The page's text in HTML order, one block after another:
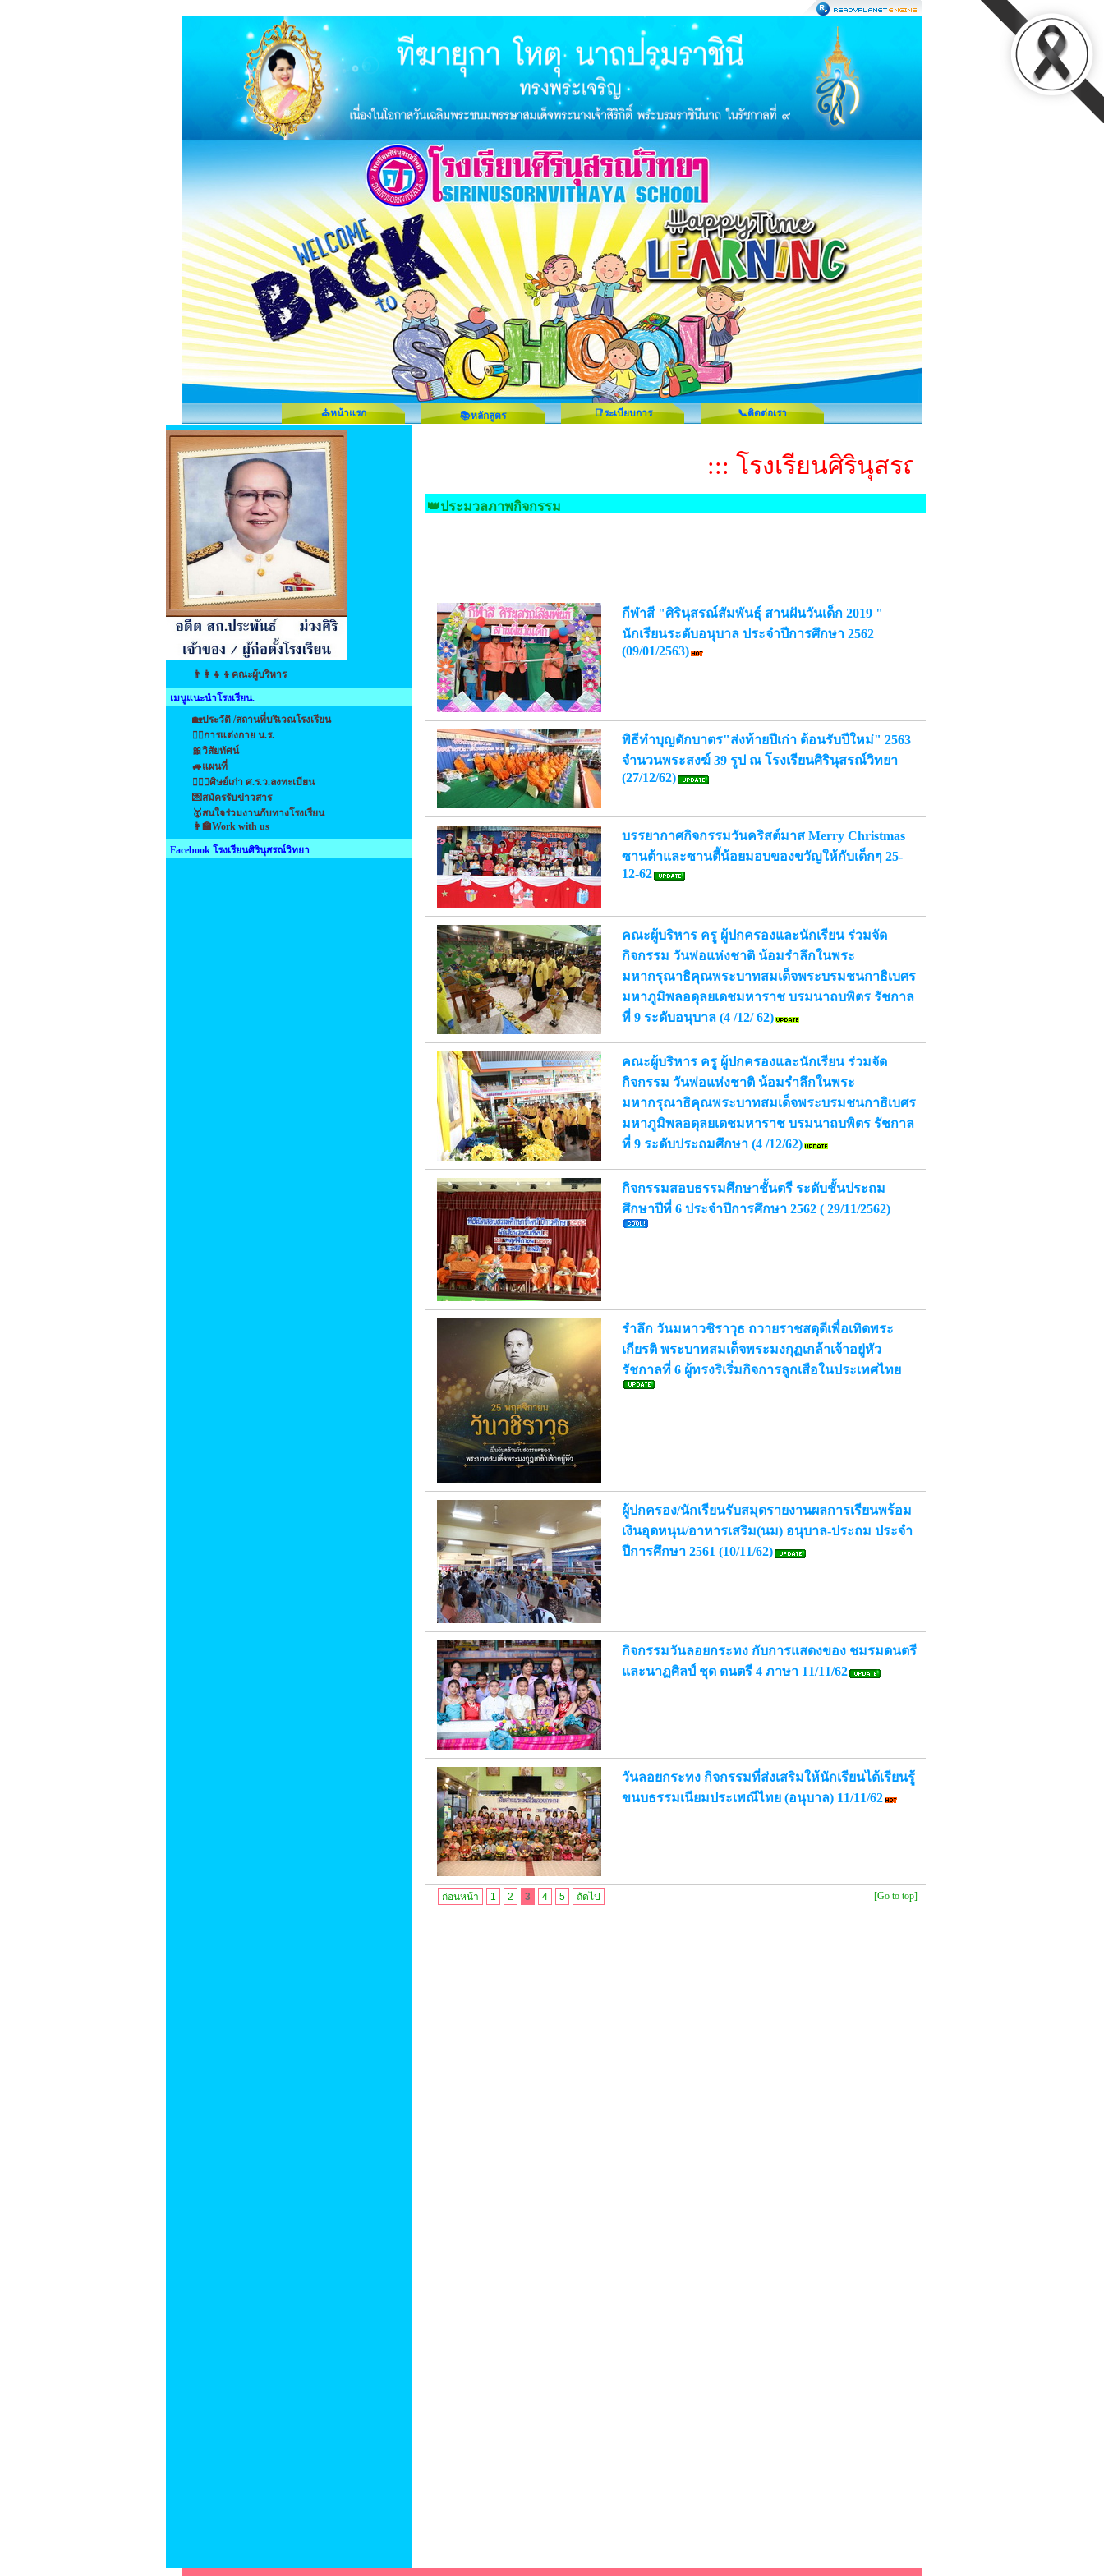
⛪หน้าแรก 📚หลักสูตร 📑ระเบียบการ 📞ติดต่อเรา
👨‍👩‍👧‍👦คณะผู้บริหาร
เมนูแนะนำโรงเรียน.
🏡ประวัติ /สถานที่บริเวณโรงเรียน
👩‍⚕️การแต่งกาย น.ร.
🎀วิสัยทัศน์
🚙แผนที่
👩‍❤️‍👩ศิษย์เก่า ศ.ร.ว.ลงทะเบียน
💌สมัครรับข่าวสาร
🥇สนใจร่วมงานกับทางโรงเรียน
👩‍🏫Work with us
Facebook โรงเรียนศิรินุสรณ์วิทยา
::: โรงเรียนศิรินุสรณ์วิทยา ยินดีต้อน
👑ประมวลภาพกิจกรรม
กีฬาสี "ศิรินุสรณ์สัมพันธ์ุ สานฝันวันเด็ก 2019 "
นักเรียนระดับอนุบาล ประจำปีการศึกษา 2562
(09/01/2563)
พิธีทำบุญตักบาตร"ส่งท้ายปีเก่า ต้อนรับปีใหม่" 2563
จำนวนพระสงฆ์ 39 รูป ณ โรงเรียนศิรินุสรณ์วิทยา
(27/12/62)
บรรยากาศกิจกรรมวันคริสต์มาส Merry Christmas
ซานต้าและซานตี้น้อยมอบของขวัญให้กับเด็กๆ 25-
12-62
คณะผู้บริหาร ครู ผู้ปกครองและนักเรียน ร่วมจัด
กิจกรรม วันพ่อแห่งชาติ น้อมรำลึกในพระ
มหากรุณาธิคุณพระบาทสมเด็จพระบรมชนกาธิเบศร
มหาภูมิพลอดุลยเดชมหาราช บรมนาถบพิตร รัชกาล
ที่ 9 ระดับอนุบาล (4 /12/ 62)
คณะผู้บริหาร ครู ผู้ปกครองและนักเรียน ร่วมจัด
กิจกรรม วันพ่อแห่งชาติ น้อมรำลึกในพระ
มหากรุณาธิคุณพระบาทสมเด็จพระบรมชนกาธิเบศร
มหาภูมิพลอดุลยเดชมหาราช บรมนาถบพิตร รัชกาล
ที่ 9 ระดับประถมศึกษา (4 /12/62)
กิจกรรมสอบธรรมศึกษาชั้นตรี ระดับชั้นประถม
ศึกษาปีที่ 6 ประจำปีการศึกษา 2562 ( 29/11/2562)
รำลึก วันมหาวชิราวุธ ถวายราชสดุดีเพื่อเทิดพระ
เกียรติ พระบาทสมเด็จพระมงกุฏเกล้าเจ้าอยู่หัว
รัชกาลที่ 6 ผู้ทรงริเริ่มกิจการลูกเสือในประเทศไทย
ผู้ปกครอง/นักเรียนรับสมุดรายงานผลการเรียนพร้อม
เงินอุดหนุน/อาหารเสริม(นม) อนุบาล-ประถม ประจำ
ปีการศึกษา 2561 (10/11/62)
กิจกรรมวันลอยกระทง กับการแสดงของ ชมรมดนตรี
และนาฏศิลป์ ชุด ดนตรี 4 ภาษา 11/11/62
วันลอยกระทง กิจกรรมที่ส่งเสริมให้นักเรียนได้เรียนรู้
ขนบธรรมเนียมประเพณีไทย (อนุบาล) 11/11/62
ก่อนหน้า 1 2 3 4 5 ถัดไป [Go to top]